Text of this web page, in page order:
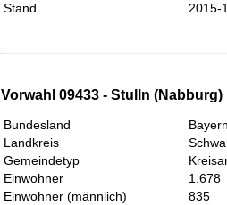
Stand
2015-
Vorwahl 09433 - Stulln (Nabburg)
Bundesland
Landkreis
Gemeindetyp
Einwohner
1.678
Einwohner (männlich)
835